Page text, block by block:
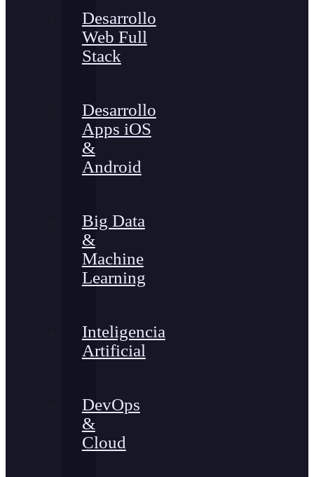
Desarrollo
Web Full
Stack
Desarrollo
Apps iOS
&
Android
Big Data
&
Machine
Learning
Inteligencia
Artificial
DevOps
&
Cloud